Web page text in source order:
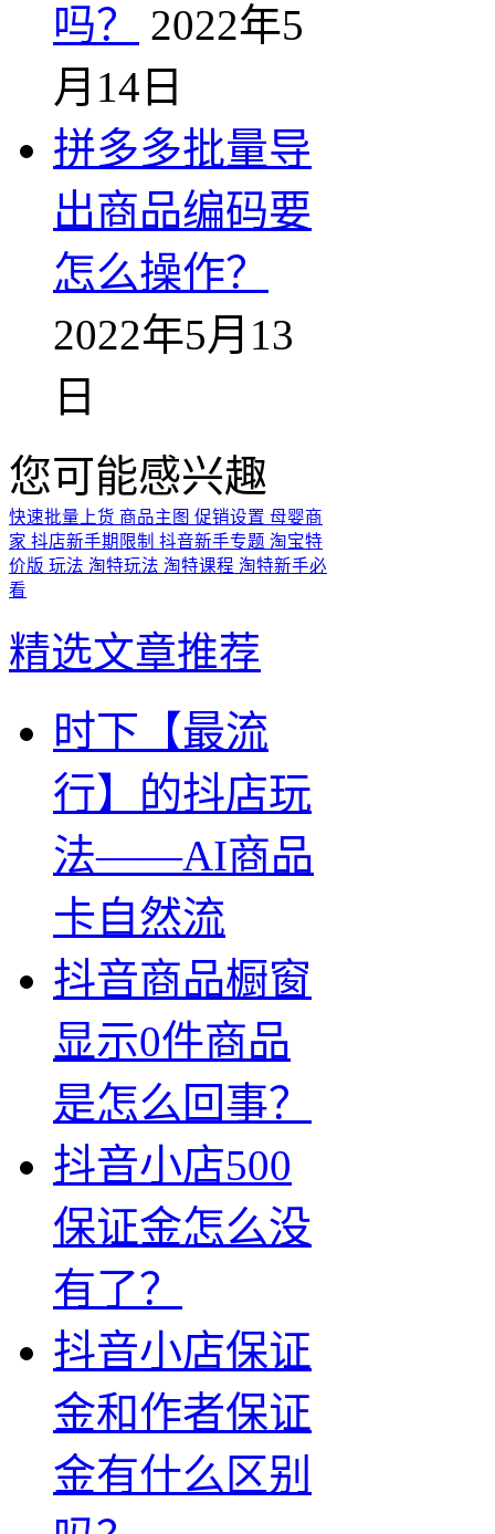
吗？
2022年5
月14日
拼多多批量导
出商品编码要
怎么操作？
2022年5月13
日
您可能感兴趣
快速批量上货 商品主图 促销设置 母婴商
家 抖店新手期限制 抖音新手专题 淘宝特
价版 玩法 淘特玩法 淘特课程 淘特新手必
看
精选文章推荐
时下【最流
行】的抖店玩
法——AI商品
卡自然流
抖音商品橱窗
显示0件商品
是怎么回事？
抖音小店500
保证金怎么没
有了？
抖音小店保证
金和作者保证
金有什么区别